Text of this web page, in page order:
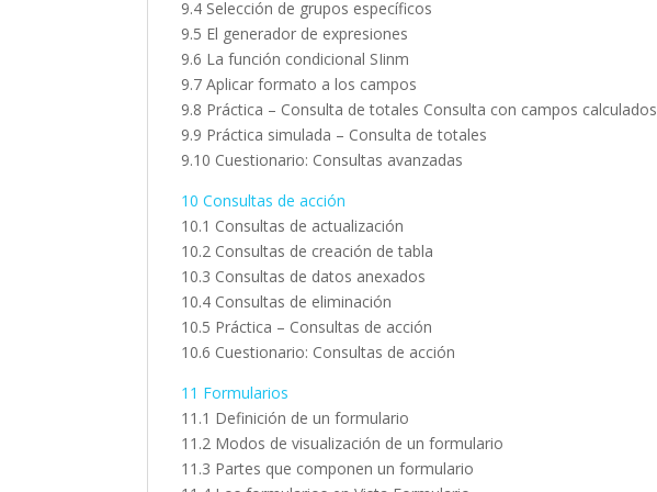
9.4 Selección de grupos específicos
9.5 El generador de expresiones
9.6 La función condicional SIinm
9.7 Aplicar formato a los campos
9.8 Práctica – Consulta de totales Consulta con campos calculados
9.9 Práctica simulada – Consulta de totales
9.10 Cuestionario: Consultas avanzadas
10 Consultas de acción
10.1 Consultas de actualización
10.2 Consultas de creación de tabla
10.3 Consultas de datos anexados
10.4 Consultas de eliminación
10.5 Práctica – Consultas de acción
10.6 Cuestionario: Consultas de acción
11 Formularios
11.1 Definición de un formulario
11.2 Modos de visualización de un formulario
11.3 Partes que componen un formulario